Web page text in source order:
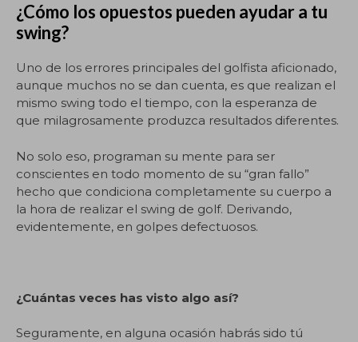
¿Cómo los opuestos pueden ayudar a tu
swing?
Uno de los errores principales del golfista aficionado,
aunque muchos no se dan cuenta, es que realizan el
mismo swing todo el tiempo, con la esperanza de
que milagrosamente produzca resultados diferentes.
No solo eso, programan su mente para ser
conscientes en todo momento de su “gran fallo”
hecho que condiciona completamente su cuerpo a
la hora de realizar el swing de golf. Derivando,
evidentemente, en golpes defectuosos.
¿Cuántas veces has visto algo así?
Seguramente, en alguna ocasión habrás sido tú